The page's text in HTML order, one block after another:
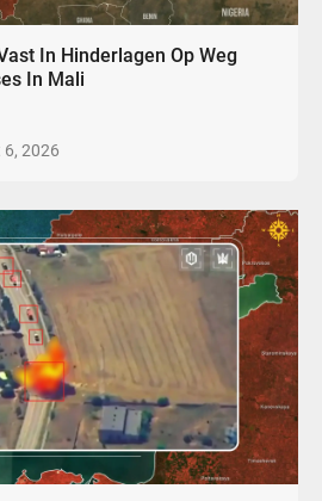
In Hinderlagen Op Weg
In Mali
2026